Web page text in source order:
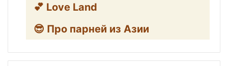
💕 Love Land
😎 Про парней из Азии